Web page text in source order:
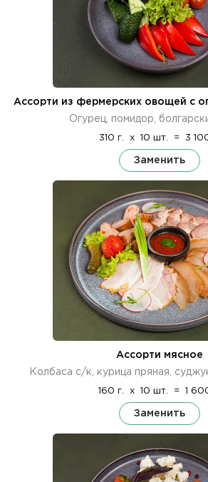
Ассорти из фермерских овощей с
Огурец, помидор,
310 г. x 10 шт. = 3
Заменить
Ассорти мясное
Колбаса с/к, курица пряная,
160 г. x 10 шт. = 1
Заменить